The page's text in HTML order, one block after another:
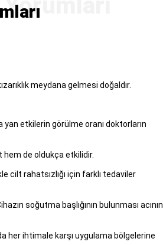
meydana gelmesi doğaldır.
yan etkilerin görülme oranı doktorların
hem de oldukça etkilidir.
cilt rahatsızlığı için farklı tedaviler
soğutma başlığının bulunması acının
her ihtimale karşı uygulama bölgelerine